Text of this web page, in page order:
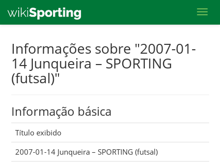
main
content
Informações sobre "2007-01-
14 Junqueira – SPORTING
(futsal)"
Informação básica
Título exibido
2007-01-14 Junqueira – SPORTING (futsal)